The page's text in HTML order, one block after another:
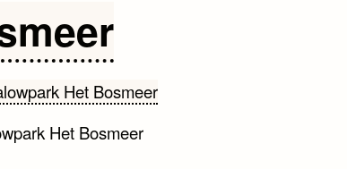
Het Bosmeer